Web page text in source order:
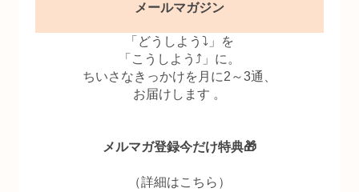
メールマガジン
「どうしよう⤵」を
「こうしよう⤴」に。
ちいさなきっかけを月に2～3通、
お届けします 。
メルマガ登録今だけ特典🎁
（詳細はこちら）